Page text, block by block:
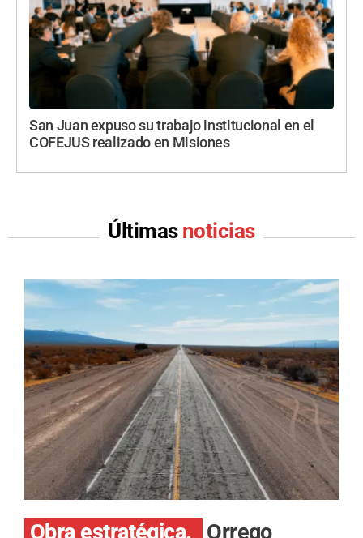
San Juan expuso su trabajo institucional en el
COFEJUS realizado en Misiones
Últimas noticias
Obra estratégica. Orrego